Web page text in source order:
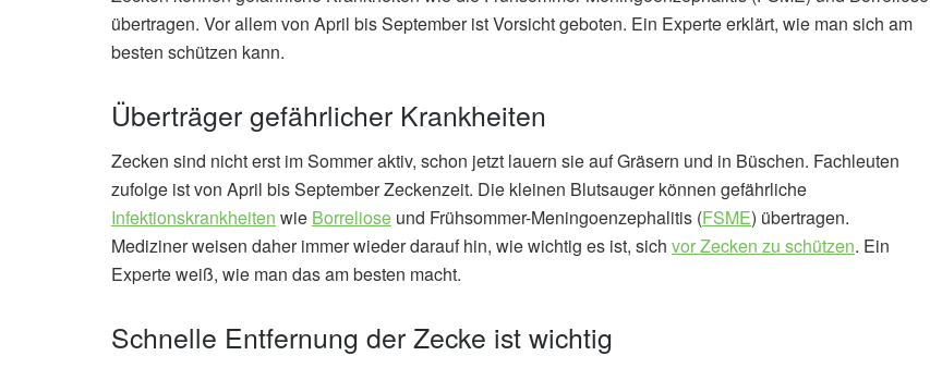
übertragen. Vor allem von April bis September ist Vorsicht geboten. Ein Experte erklärt, wie man sich am
besten schützen kann.
Überträger gefährlicher Krankheiten
Zecken sind nicht erst im Sommer aktiv, schon jetzt lauern sie auf Gräsern und in Büschen. Fachleuten
zufolge ist von April bis September Zeckenzeit. Die kleinen Blutsauger können gefährliche
Infektionskrankheiten wie Borreliose und Frühsommer-Meningoenzephalitis (FSME) übertragen.
Mediziner weisen daher immer wieder darauf hin, wie wichtig es ist, sich vor Zecken zu schützen. Ein
Experte weiß, wie man das am besten macht.
Schnelle Entfernung der Zecke ist wichtig